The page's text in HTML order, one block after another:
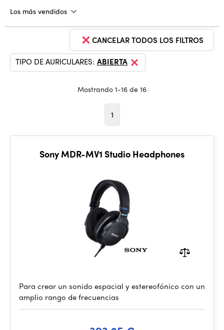
Los más vendidos
CANCELAR TODOS LOS FILTROS
TIPO DE AURICULARES: ABIERTA
Mostrando 1-16 de 16
1
Sony MDR-MV1 Studio Headphones
Para crear un sonido espacial y estereofónico con un
amplio rango de frecuencias